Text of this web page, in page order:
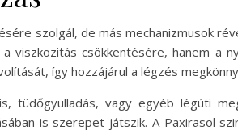
szolgál, de más mechanizmusok
viszkozitás csökkentésére, hanem a
így hozzájárul a légzés
tüdőgyulladás, vagy egyéb légúti
is szerepet játszik. A Paxirasol